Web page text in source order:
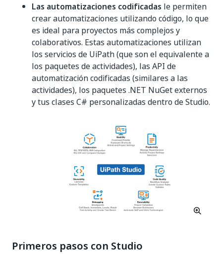
Las automatizaciones codificadas le permiten
crear automatizaciones utilizando código, lo que
es ideal para proyectos más complejos y
colaborativos. Estas automatizaciones utilizan
los servicios de UiPath (que son el equivalente a
los paquetes de actividades), las API de
automatización codificadas (similares a las
actividades), los paquetes .NET NuGet externos
y tus clases C# personalizadas dentro de Studio.
Primeros pasos con Studio